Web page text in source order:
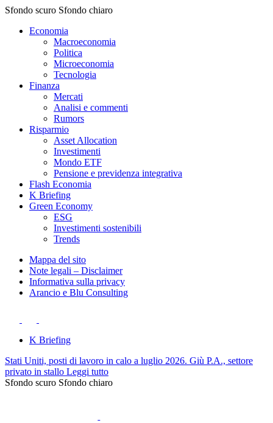
Sfondo scuro Sfondo chiaro
Economia
Macroeconomia
Politica
Microeconomia
Tecnologia
Finanza
Mercati
Analisi e commenti
Rumors
Risparmio
Asset Allocation
Investimenti
Mondo ETF
Pensione e previdenza integrativa
Flash Economia
K Briefing
Green Economy
ESG
Investimenti sostenibili
Trends
Mappa del sito
Note legali – Disclaimer
Informativa sulla privacy
Arancio e Blu Consulting
K Briefing
Stati Uniti, posti di lavoro in calo a luglio 2026. Giù P.A., settore
privato in stallo Leggi tutto
Sfondo scuro Sfondo chiaro